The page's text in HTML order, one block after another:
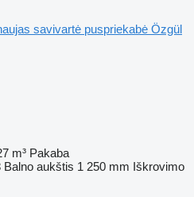
savivartė puspriekabė Özgül
m³ Pakaba
Balno aukštis 1 250 mm Iškrovimo